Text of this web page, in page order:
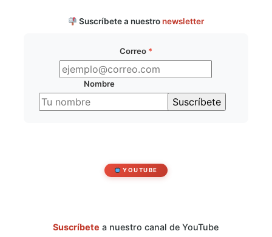
Suscríbete a nuestro newsletter
Correo *
Nombre
YOUTUBE
Suscríbete a nuestro canal de YouTube